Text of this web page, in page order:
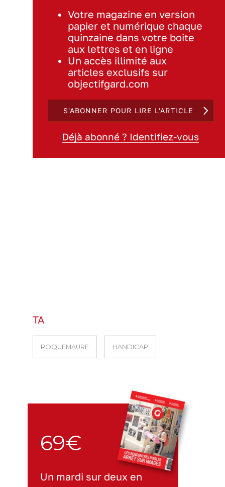
Votre magazine en version
papier et numérique chaque
quinzaine dans votre boite
aux lettres et en ligne
Un accès illimité aux
articles exclusifs sur
objectifgard.com
S'ABONNER POUR LIRE L'ARTICLE
Déjà abonné ? Identifiez-vous
TA
ROQUEMAURE HANDICAP
69€
Un mardi sur deux en